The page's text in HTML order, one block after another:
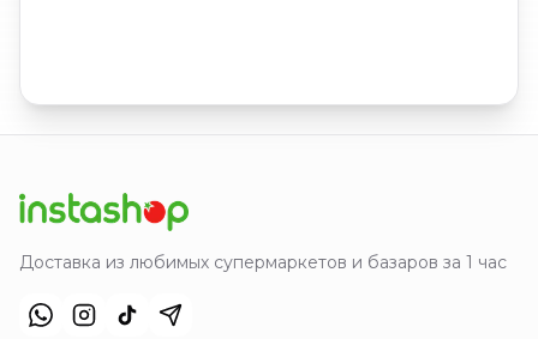
Доставка из любимых супермаркетов и базаров за 1 час